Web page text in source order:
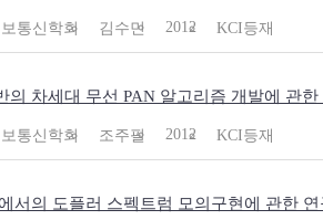
통신학회 김수민 2012 KCI등재
의 차세대 무선 PAN 알고리즘 개발에 관한
통신학회 조주필 2012 KCI등재
서의 도플러 스펙트럼 모의구현에 관한 연